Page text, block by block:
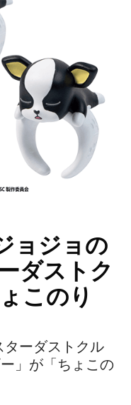
ョジョの
ダストク
このり
ターダストクル
」が「ちょこの